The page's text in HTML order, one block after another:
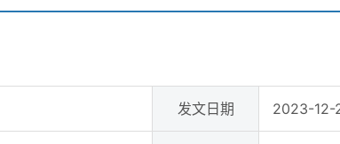
发文日期 2023-12-